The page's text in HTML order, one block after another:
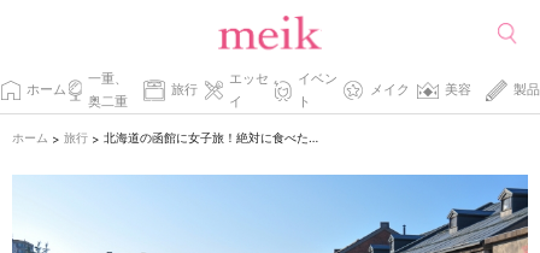
ホーム
一重、
奥二重
旅行
エッセ
イ
イベン
ト
メイク 美容 製品
ホーム > 旅行 > 北海道の函館に女子旅！絶対に食べたいグルメ